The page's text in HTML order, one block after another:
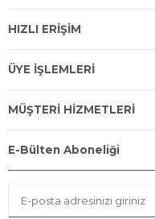
HIZLI ERİŞİM
ÜYE İŞLEMLERİ
MÜŞTERİ HİZMETLERİ
E-Bülten Aboneliği